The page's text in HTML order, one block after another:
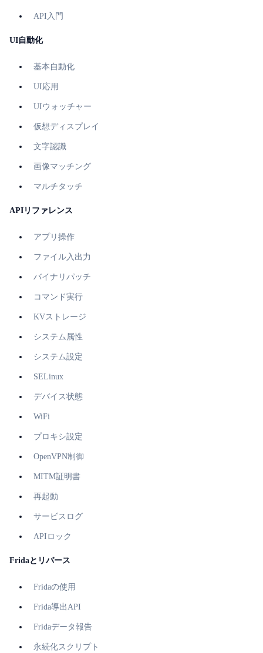
API入門
UI自動化
基本自動化
UI応用
UIウォッチャー
仮想ディスプレイ
文字認識
画像マッチング
マルチタッチ
APIリファレンス
アプリ操作
ファイル入出力
バイナリパッチ
コマンド実行
KVストレージ
システム属性
システム設定
SELinux
デバイス状態
WiFi
プロキシ設定
OpenVPN制御
MITM証明書
再起動
サービスログ
APIロック
Fridaとリバース
Fridaの使用
Frida導出API
Fridaデータ報告
永続化スクリプト